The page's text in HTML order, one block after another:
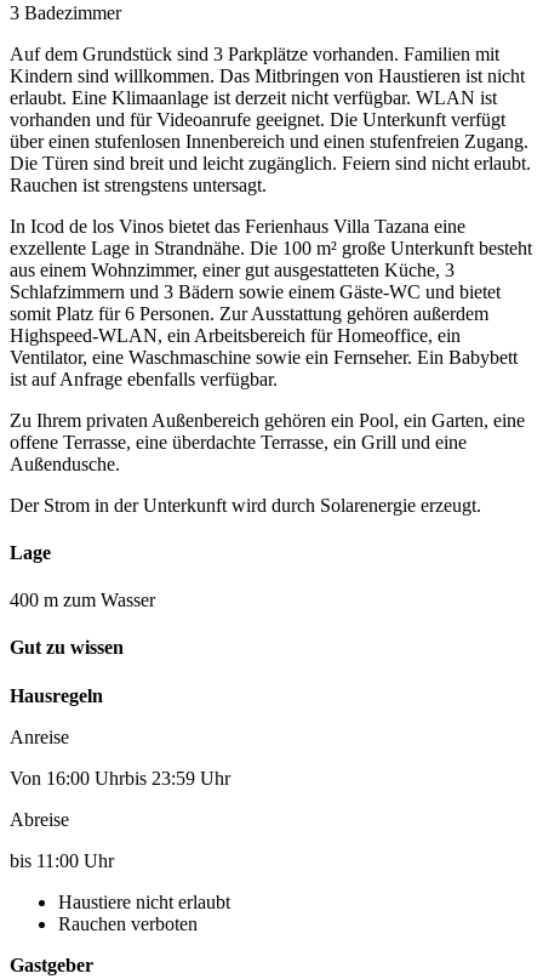
3 Badezimmer
Auf dem Grundstück sind 3 Parkplätze vorhanden. Familien mit
Kindern sind willkommen. Das Mitbringen von Haustieren ist nicht
erlaubt. Eine Klimaanlage ist derzeit nicht verfügbar. WLAN ist
vorhanden und für Videoanrufe geeignet. Die Unterkunft verfügt
über einen stufenlosen Innenbereich und einen stufenfreien Zugang.
Die Türen sind breit und leicht zugänglich. Feiern sind nicht erlaubt.
Rauchen ist strengstens untersagt.
In Icod de los Vinos bietet das Ferienhaus Villa Tazana eine
exzellente Lage in Strandnähe. Die 100 m² große Unterkunft besteht
aus einem Wohnzimmer, einer gut ausgestatteten Küche, 3
Schlafzimmern und 3 Bädern sowie einem Gäste-WC und bietet
somit Platz für 6 Personen. Zur Ausstattung gehören außerdem
Highspeed-WLAN, ein Arbeitsbereich für Homeoffice, ein
Ventilator, eine Waschmaschine sowie ein Fernseher. Ein Babybett
ist auf Anfrage ebenfalls verfügbar.
Zu Ihrem privaten Außenbereich gehören ein Pool, ein Garten, eine
offene Terrasse, eine überdachte Terrasse, ein Grill und eine
Außendusche.
Der Strom in der Unterkunft wird durch Solarenergie erzeugt.
Lage
400 m zum Wasser
Gut zu wissen
Hausregeln
Anreise
Von 16:00 Uhrbis 23:59 Uhr
Abreise
bis 11:00 Uhr
Haustiere nicht erlaubt
Rauchen verboten
Gastgeber